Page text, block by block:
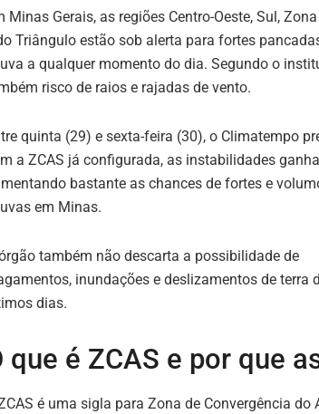
Minas Gerais, as regiões Centro-Oeste, Sul,
Triângulo estão sob alerta para fortes
a qualquer momento do dia. Segundo o
risco de raios e rajadas de vento.
quinta (29) e sexta-feira (30), o Climatempo
a ZCAS já configurada, as instabilidades
bastante as chances de fortes e
em Minas.
também não descarta a possibilidade de
inundações e deslizamentos de
dias.
que é ZCAS e por que
é uma sigla para Zona de Convergência